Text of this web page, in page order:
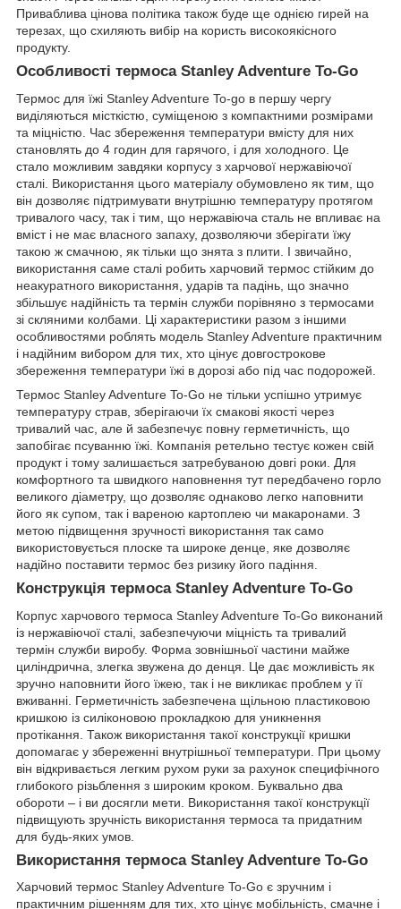
Приваблива цінова політика також буде ще однією гирей на
терезах, що схиляють вибір на користь високоякісного
продукту.
Особливості термоса Stanley Adventure To-Go
Термос для їжі Stanley Adventure To-go в першу чергу
виділяються місткістю, суміщеною з компактними розмірами
та міцністю. Час збереження температури вмісту для них
становлять до 4 годин для гарячого, і для холодного. Це
стало можливим завдяки корпусу з харчової нержавіючої
сталі. Використання цього матеріалу обумовлено як тим, що
він дозволяє підтримувати внутрішню температуру протягом
тривалого часу, так і тим, що нержавіюча сталь не впливає на
вміст і не має власного запаху, дозволяючи зберігати їжу
такою ж смачною, як тільки що знята з плити. І звичайно,
використання саме сталі робить харчовий термос стійким до
неакуратного використання, ударів та падінь, що значно
збільшує надійність та термін служби порівняно з термосами
зі скляними колбами. Ці характеристики разом з іншими
особливостями роблять модель Stanley Adventure практичним
і надійним вибором для тих, хто цінує довгострокове
збереження температури їжі в дорозі або під час подорожей.
Термос Stanley Adventure To-Go не тільки успішно утримує
температуру страв, зберігаючи їх смакові якості через
тривалий час, але й забезпечує повну герметичність, що
запобігає псуванню їжі. Компанія ретельно тестує кожен свій
продукт і тому залишається затребуваною довгі роки. Для
комфортного та швидкого наповнення тут передбачено горло
великого діаметру, що дозволяє однаково легко наповнити
його як супом, так і вареною картоплею чи макаронами. З
метою підвищення зручності використання так само
використовується плоске та широке денце, яке дозволяє
надійно поставити термос без ризику його падіння.
Конструкція термоса Stanley Adventure To-Go
Корпус харчового термоса Stanley Adventure To-Go виконаний
із нержавіючої сталі, забезпечуючи міцність та тривалий
термін служби виробу. Форма зовнішньої частини майже
циліндрична, злегка звужена до денця. Це дає можливість як
зручно наповнити його їжею, так і не викликає проблем у її
вживанні. Герметичність забезпечена щільною пластиковою
кришкою із силіконовою прокладкою для уникнення
протікання. Також використання такої конструкції кришки
допомагає у збереженні внутрішньої температури. При цьому
він відкривається легким рухом руки за рахунок специфічного
глибокого різьблення з широким кроком. Буквально два
обороти – і ви досягли мети. Використання такої конструкції
підвищують зручність використання термоса та придатним
для будь-яких умов.
Використання термоса Stanley Adventure To-Go
Харчовий термос Stanley Adventure To-Go є зручним і
практичним рішенням для тих, хто цінує мобільність, смачне і